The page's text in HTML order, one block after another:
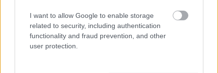
I want to allow Google to enable storage
related to security, including authentication
functionality and fraud prevention, and other
user protection.
szempontok nem írhatják felül a nukleáris
biztonságot
ENERGETIKA 6 órája